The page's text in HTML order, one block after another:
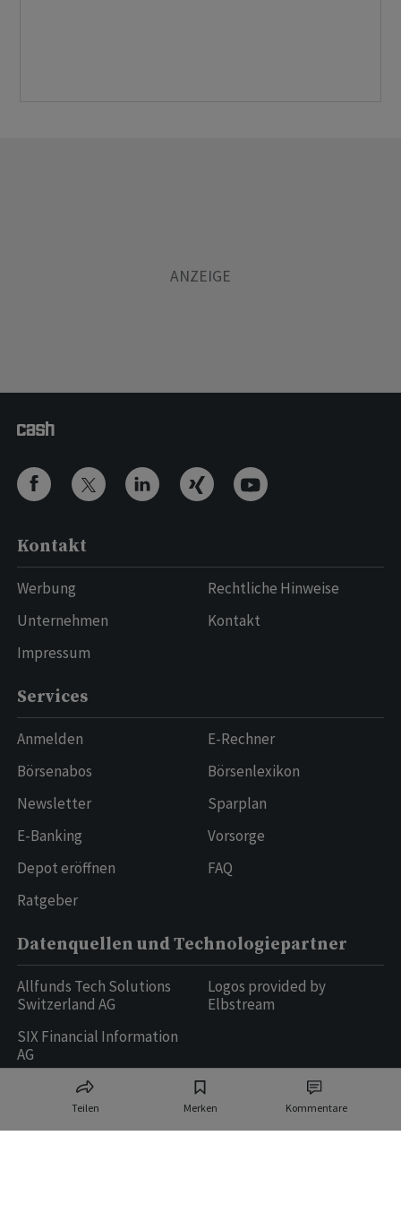
Teilen Merken Kommentare
Kontakt
Werbung
Unternehmen
Impressum
Rechtliche Hinweise
Kontakt
Services
Anmelden
Börsenabos
Newsletter
E-Banking
Depot eröffnen
Ratgeber
E-Rechner
Börsenlexikon
Sparplan
Vorsorge
FAQ
Datenquellen und Technologiepartner
Allfunds Tech Solutions
Switzerland AG
SIX Financial Information
AG
Logos provided by
Elbstream